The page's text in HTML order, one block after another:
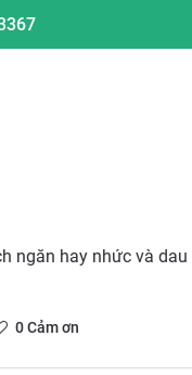
ngăn hay nhức và
0Cảm ơn